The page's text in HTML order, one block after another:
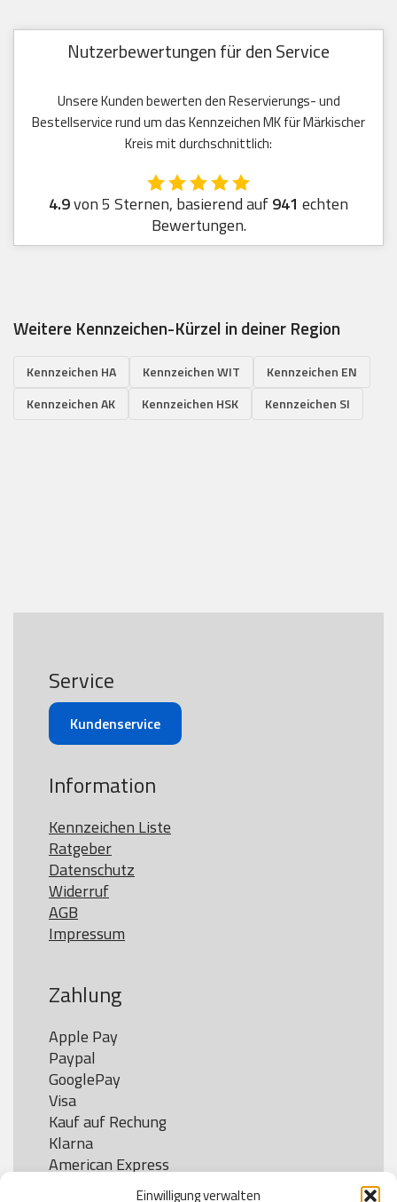
Einwilligung verwalten
Nutzerbewertungen für den Service
Unsere Kunden bewerten den Reservierungs- und
Bestellservice rund um das Kennzeichen MK für Märkischer
Kreis mit durchschnittlich:
4.9von 5 Sternen, basierend auf941 echten
Bewertungen.
Weitere Kennzeichen-Kürzel in deiner Region
Kennzeichen HA Kennzeichen WIT
Kennzeichen EN
Kennzeichen AK
Kennzeichen HSK Kennzeichen SI
Service
Kundenservice
Information
Kennzeichen Liste
Ratgeber
Datenschutz
Widerruf
AGB
Impressum
Zahlung
Apple Pay
Paypal
GooglePay
Visa
Kauf auf Rechung
Klarna
American Express